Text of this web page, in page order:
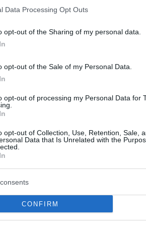
Data Processing Opt Outs
opt-out of the Sharing of my personal data.
opt-out of the Sale of my Personal Data.
opt-out of processing my Personal Data for
opt-out of Collection, Use, Retention, Sale,
Data that Is Unrelated with the
CONFIRM
mutatnak, főleg azért, mert
forrás, amit a királyi pár egy
nem. Kamilla legtöbbször
vonul vissza. Jelenleg ez egy
saját otthona, a festői
vásárolta meg az 1,2 millió
házassága után.
le erről a helyről, amely igazi
és nemcsak a